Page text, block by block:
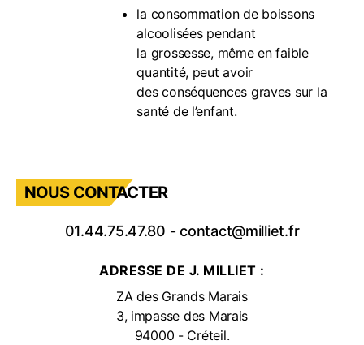
la consommation de boissons
alcoolisées pendant
la grossesse, même en faible
quantité, peut avoir
des conséquences graves sur la
santé de l’enfant.
NOUS CONTACTER
01.44.75.47.80 -contact@milliet.fr
ADRESSE DE J. MILLIET :
ZA des Grands Marais
3, impasse des Marais
94000 - Créteil.